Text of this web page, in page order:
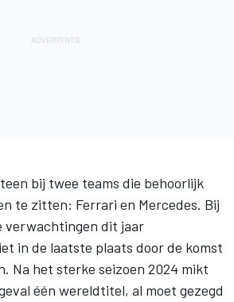
bij twee teams die behoorlijk
te zitten: Ferrari en Mercedes. Bij
verwachtingen dit jaar
in de laatste plaats door de komst
. Na het sterke seizoen 2024 mikt
één wereldtitel, al moet gezegd